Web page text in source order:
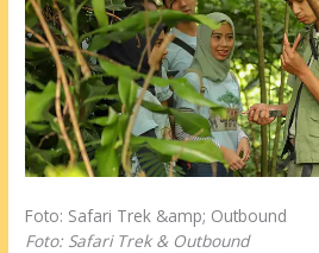
Foto: Safari Trek &amp; Outbound
Foto: Safari Trek & Outbound